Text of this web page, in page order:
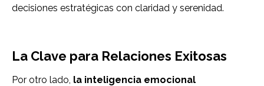
decisiones estratégicas con claridad y serenidad.
La Clave para Relaciones Exitosas
Por otro lado, la inteligencia emocional